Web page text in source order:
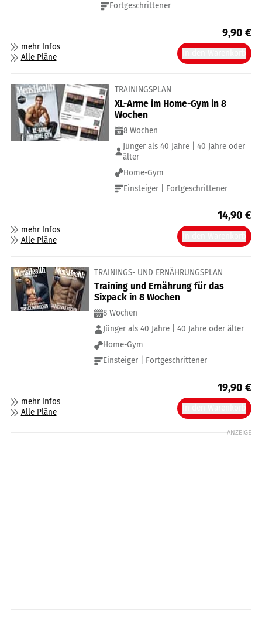
Fortgeschrittener
mehr Infos
Alle Pläne
9,90 €
TRAININGSPLAN
XL-Arme im Home-Gym in 8
Wochen
8 Wochen
Jünger als 40 Jahre | 40 Jahre oder
älter
Home-Gym
Einsteiger | Fortgeschrittener
mehr Infos
Alle Pläne
14,90 €
TRAININGS- UND ERNÄHRUNGSPLAN
Training und Ernährung für das
Sixpack in 8 Wochen
8 Wochen
Jünger als 40 Jahre | 40 Jahre oder älter
Home-Gym
Einsteiger | Fortgeschrittener
mehr Infos
Alle Pläne
19,90 €
ANZEIGE